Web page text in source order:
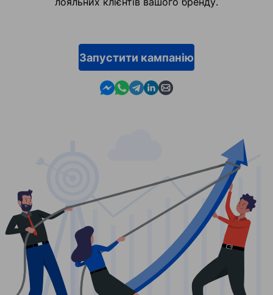
Запустити кампанію
Contact us in Messenger
Contact us in WhatsApp
Contact us in Telegram
Contact us in Linkedin
Contact us by email